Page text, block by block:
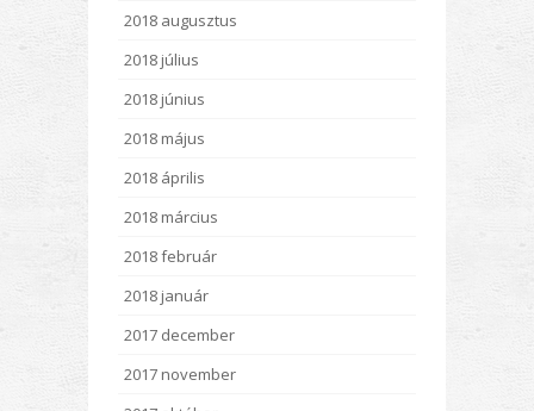
2018 augusztus
2018 július
2018 június
2018 május
2018 április
2018 március
2018 február
2018 január
2017 december
2017 november